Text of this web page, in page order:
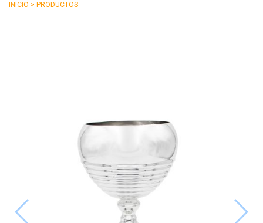
INICIO > PRODUCTOS